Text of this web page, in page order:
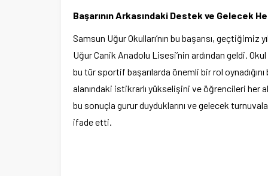
Başarının Arkasındaki Destek ve Gelecek
Samsun Uğur Okulları’nın bu başarısı,
Uğur Canik Anadolu Lisesi’nin ardından geldi.
bu tür sportif başarılarda önemli bir rol
alanındaki istikrarlı yükselişini ve öğrencileri
bu sonuçla gurur duyduklarını ve gelecek
ifade etti.